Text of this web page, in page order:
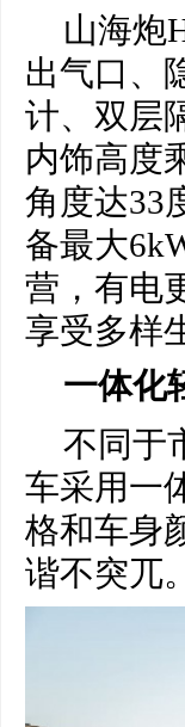
山海炮
出气口、
计、双层
内饰高度
角度达33
备最大
营，有电
享受多样
一体化
不同于
车采用一
格和车身
谐不突兀。